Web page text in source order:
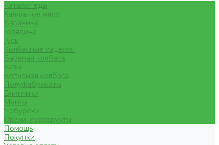
Каталог еды
Халяльное мясо
Баранина
Говядина
Гусь
Колбасные изделия
Вареная колбаса
Казы
Копченая колбаса
Полуфабрикаты
Блинчики
Манты
Чебуреки
Орехи, сухофрукты
Помощь
Покупки